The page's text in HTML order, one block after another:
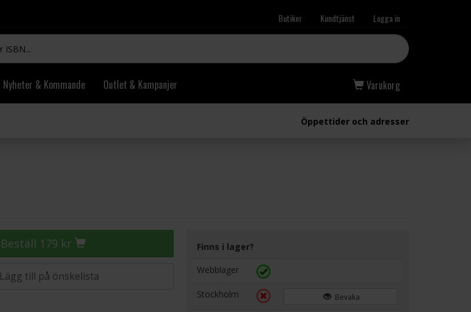
Butiker Kundtjänst Logga in
Nyheter & Kommande Outlet & Kampanjer Varukorg
Öppettider och adresser
Beställ 179 kr
Lägg till på önskelista
Finns i lager?
Webblager
Stockholm Bevaka